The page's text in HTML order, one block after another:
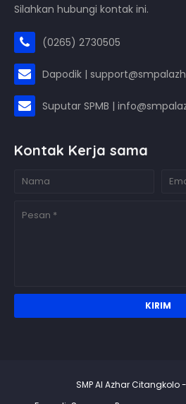
Silahkan hubungi kontak ini.
(0265) 2730505
Dapodik |
Suputar SPMB |
Kontak Kerja sama
SMP Al Azhar